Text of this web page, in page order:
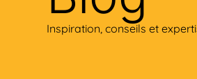
Inspiration, conseils et